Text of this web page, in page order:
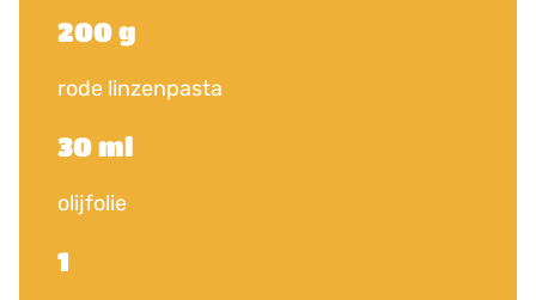
200 g
rode linzenpasta
30 ml
olijfolie
1